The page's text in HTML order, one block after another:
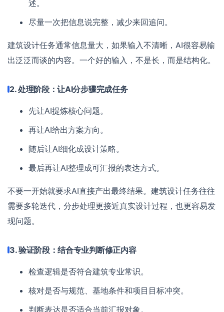
述。
尽量一次把信息说完整，减少来回追问。
建筑设计任务通常信息量大，如果输入不清晰，AI很容易输
出泛泛而谈的内容。一个好的输入，不是长，而是结构化。
2. 处理阶段：让AI分步骤完成任务
先让AI提炼核心问题。
再让AI给出方案方向。
随后让AI细化成设计策略。
最后再让AI整理成可汇报的表达方式。
不要一开始就要求AI直接产出最终结果。建筑设计任务往往
需要多轮迭代，分步处理更接近真实设计过程，也更容易发
现问题。
3. 验证阶段：结合专业判断修正内容
检查逻辑是否符合建筑专业常识。
核对是否与规范、基地条件和项目目标冲突。
判断表达是否适合当前汇报对象。